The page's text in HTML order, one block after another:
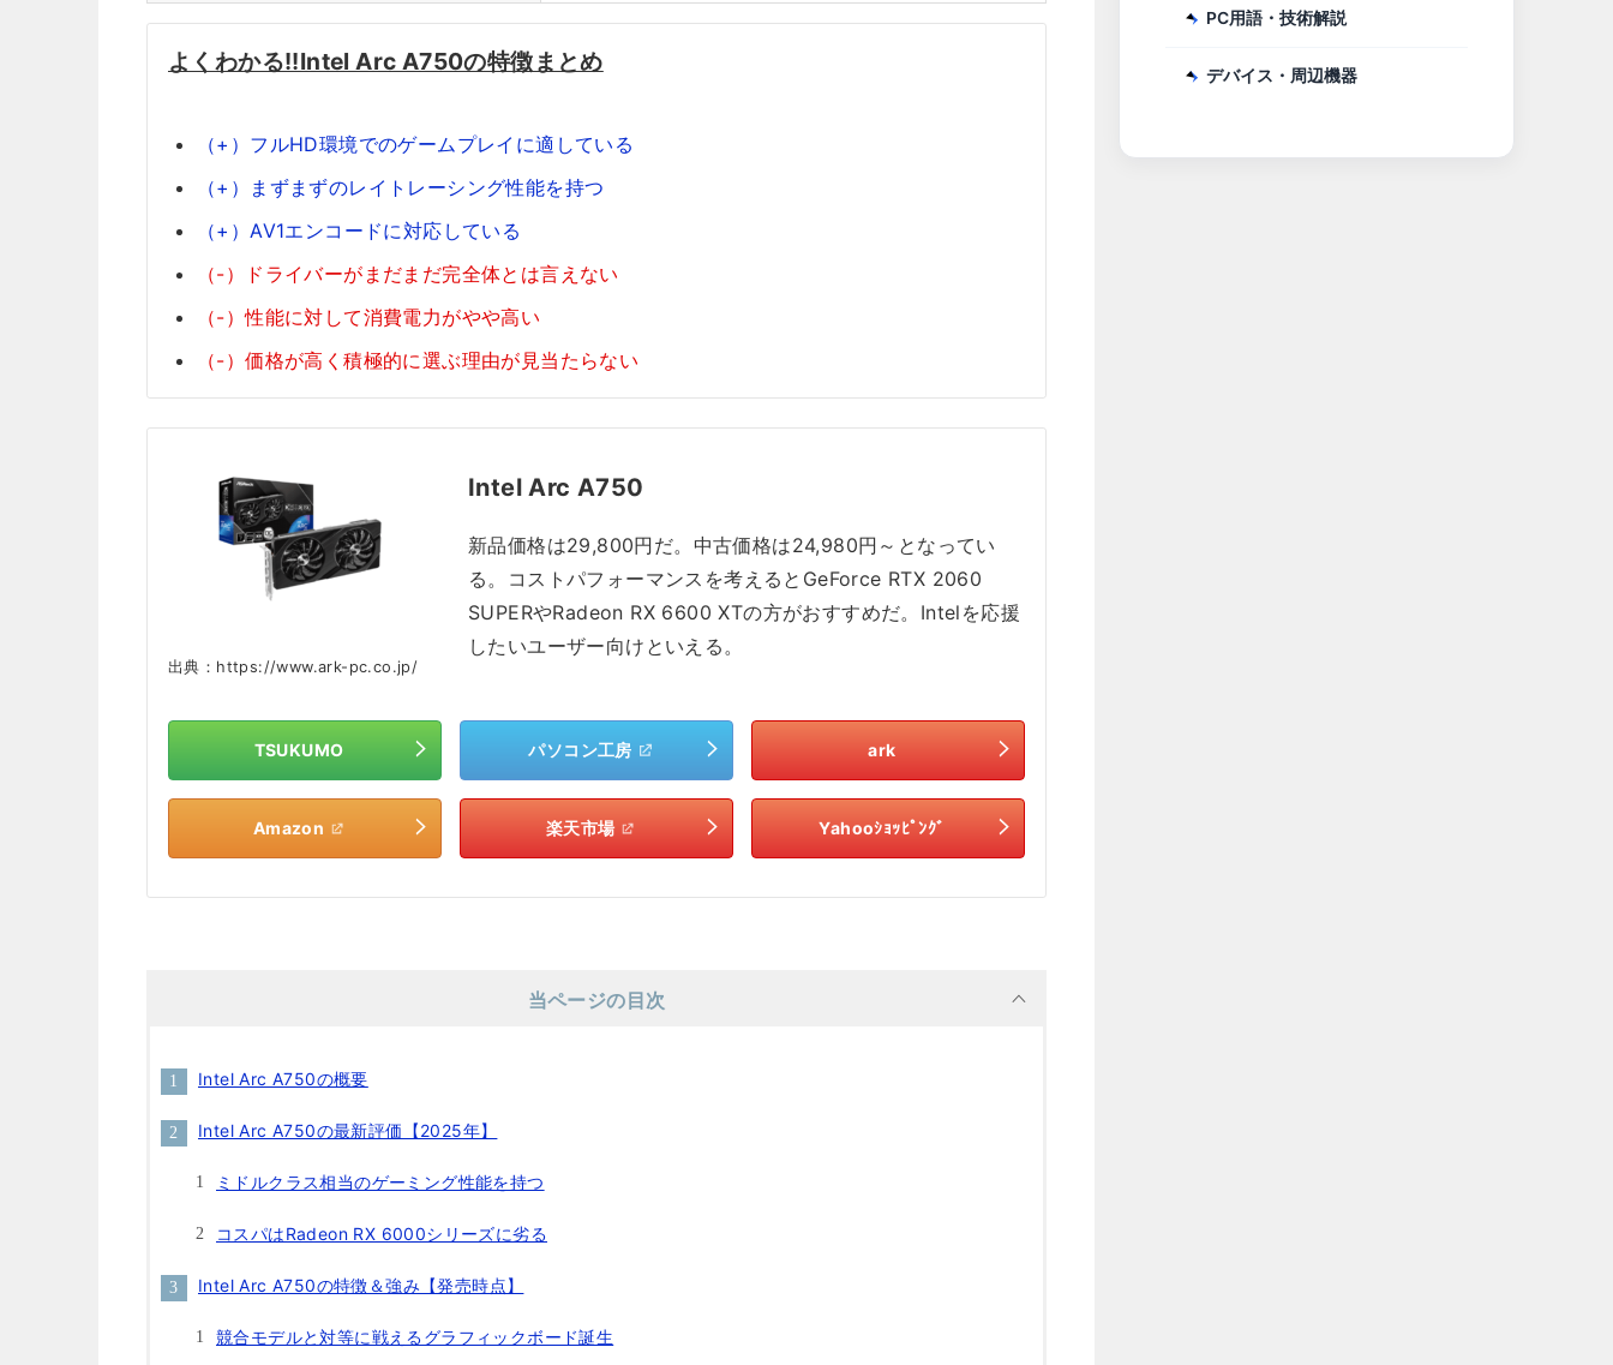
よくわかる!!Intel Arc A750の特徴まとめ
（+）フルHD環境でのゲームプレイに適している
（+）まずまずのレイトレーシング性能を持つ
（+）AV1エンコードに対応している
（-）ドライバーがまだまだ完全体とは言えない
（-）性能に対して消費電力がやや高い
（-）価格が高く積極的に選ぶ理由が見当たらない
出典：https://www.ark-pc.co.jp/
Intel Arc A750
新品価格は29,800円だ。中古価格は24,980円～となってい
る。コストパフォーマンスを考えるとGeForce RTX 2060
SUPERやRadeon RX 6600 XTの方がおすすめだ。Intelを応援
したいユーザー向けといえる。
TSUKUMO パソコン工房 ark
Amazon 楽天市場 Yahooｼｮｯﾋﾟﾝｸﾞ
当ページの目次
Intel Arc A750の概要
Intel Arc A750の最新評価【2025年】
ミドルクラス相当のゲーミング性能を持つ
コスパはRadeon RX 6000シリーズに劣る
Intel Arc A750の特徴＆強み【発売時点】
競合モデルと対等に戦えるグラフィックボード誕生
PC用語・技術解説
デバイス・周辺機器